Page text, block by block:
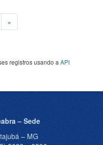
»
registros usando a API
– Sede
– MG